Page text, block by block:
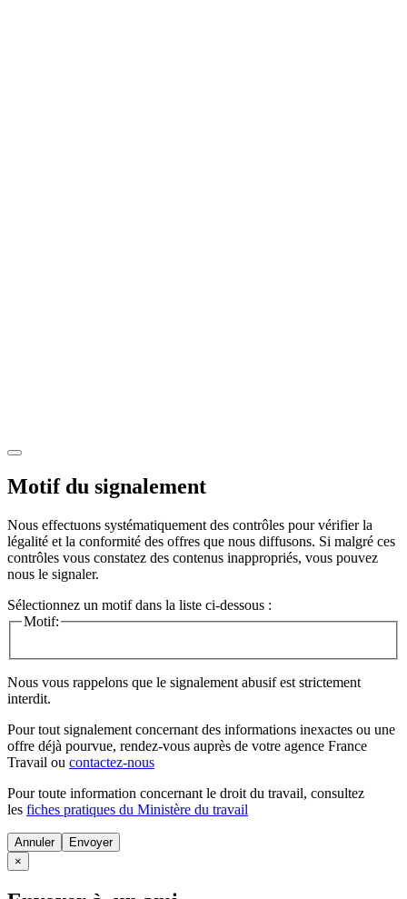
Motif du signalement
Nous effectuons systématiquement des contrôles pour vérifier la
légalité et la conformité des offres que nous diffusons. Si malgré ces
contrôles vous constatez des contenus inappropriés, vous pouvez
nous le signaler.
Sélectionnez un motif dans la liste ci-dessous :
Motif:
Nous vous rappelons que le signalement abusif est strictement
interdit.
Pour tout signalement concernant des informations inexactes ou une
offre déjà pourvue, rendez-vous auprès de votre agence France
Travail ou contactez-nous
Pour toute information concernant le droit du travail, consultez
les fiches pratiques du Ministère du travail
Annuler
×